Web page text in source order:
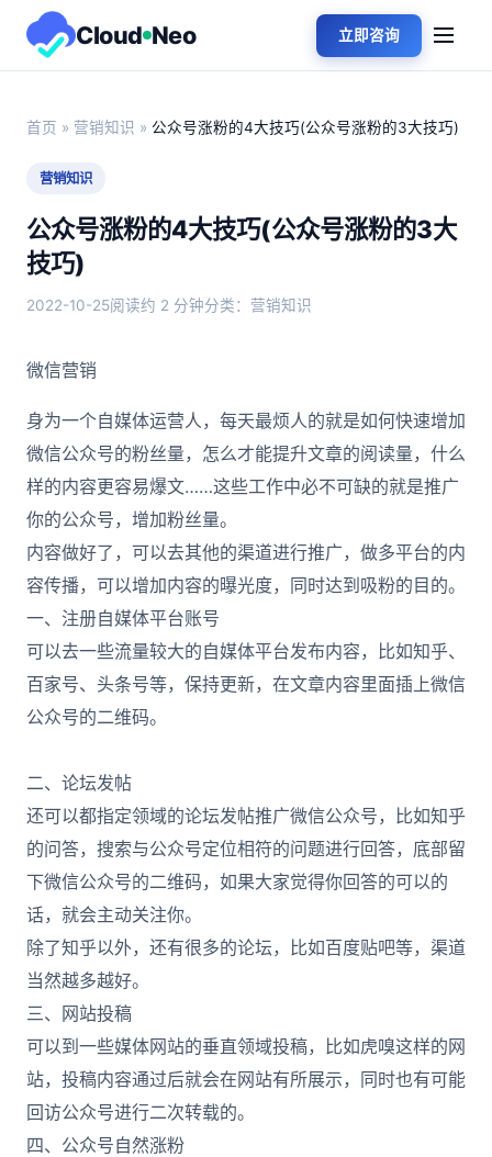
Cloud Neo 立即咨询
首页 » 营销知识 » 公众号涨粉的4大技巧(公众号涨粉的3大技巧)
营销知识
公众号涨粉的4大技巧(公众号涨粉的3大
技巧)
2022-10-25阅读约 2 分钟分类：营销知识
微信营销
身为一个自媒体运营人，每天最烦人的就是如何快速增加
微信公众号的粉丝量，怎么才能提升文章的阅读量，什么
样的内容更容易爆文……这些工作中必不可缺的就是推广
你的公众号，增加粉丝量。
内容做好了，可以去其他的渠道进行推广，做多平台的内
容传播，可以增加内容的曝光度，同时达到吸粉的目的。
一、注册自媒体平台账号
可以去一些流量较大的自媒体平台发布内容，比如知乎、
百家号、头条号等，保持更新，在文章内容里面插上微信
公众号的二维码。
二、论坛发帖
还可以都指定领域的论坛发帖推广微信公众号，比如知乎
的问答，搜索与公众号定位相符的问题进行回答，底部留
下微信公众号的二维码，如果大家觉得你回答的可以的
话，就会主动关注你。
除了知乎以外，还有很多的论坛，比如百度贴吧等，渠道
当然越多越好。
三、网站投稿
可以到一些媒体网站的垂直领域投稿，比如虎嗅这样的网
站，投稿内容通过后就会在网站有所展示，同时也有可能
回访公众号进行二次转载的。
四、公众号自然涨粉